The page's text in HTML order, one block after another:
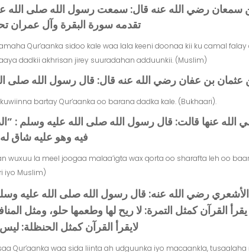
رضي الله عنه قال‏:‏ سمعت رسول الله صلى الله عليه
تقدمه سورة البقرة وآل
Qur’aanka sidoo kale waa lala keeni doonaa kii ku camal
dadkii akhrisan jirey suuradahan adduunkii. (Muslim)
بن عفان رضي الله عنه قال‏:‏ قال رسول الله صلى
bartay Qur’aanka oo barana dadka kale. (Bukhaari).
عنها قالت‏:‏ قال رسول الله صلى الله عليه وسلم ‏:‏
فيه وهو عليه شاق
wuxuu la meel joogaa malaa’igta wax qorta oo sharafta leh oo
iyo Muslim)
رضي الله عنه‏:‏ قال رسول الله صلى الله عليه
القرآن كمثل التمرة‏:‏ لا ريح لها وطعمها حلو، ومثل
لايقرأ القرآن كمثل الحنظلة‏:‏
Qur’aanka waa sida liinta ah udguunka iyo macaankla, tusaalaha